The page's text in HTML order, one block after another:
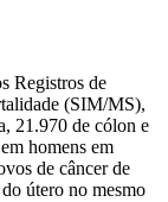
Registros de
(SIM/MS),
21.970 de cólon e
homens em
de câncer de
útero no mesmo